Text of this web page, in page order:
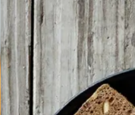
Brunkager
Brunkage
r